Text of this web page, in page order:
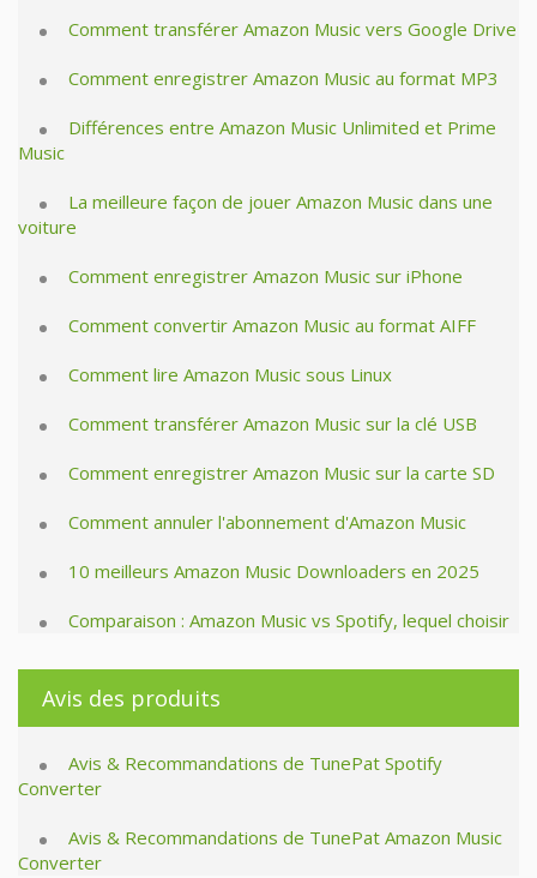
Comment transférer Amazon Music vers Google Drive
Comment enregistrer Amazon Music au format MP3
Différences entre Amazon Music Unlimited et Prime
Music
La meilleure façon de jouer Amazon Music dans une
voiture
Comment enregistrer Amazon Music sur iPhone
Comment convertir Amazon Music au format AIFF
Comment lire Amazon Music sous Linux
Comment transférer Amazon Music sur la clé USB
Comment enregistrer Amazon Music sur la carte SD
Comment annuler l'abonnement d'Amazon Music
10 meilleurs Amazon Music Downloaders en 2025
Comparaison : Amazon Music vs Spotify, lequel choisir
Avis des produits
Avis & Recommandations de TunePat Spotify
Converter
Avis & Recommandations de TunePat Amazon Music
Converter